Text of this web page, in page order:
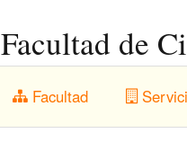
Facultad de
Facultad